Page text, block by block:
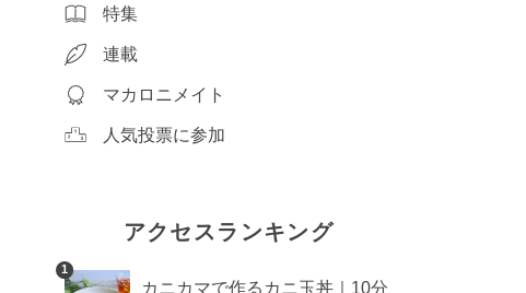
特集
連載
マカロニメイト
人気投票に参加
アクセスランキング
1
カニカマで作るカニ玉丼｜10分